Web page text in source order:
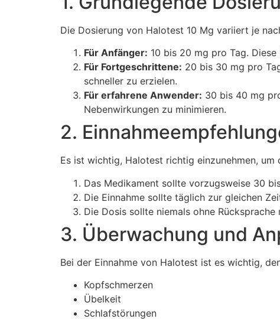
Die Dosierung von Halotest 10 Mg variiert je
Für Anfänger: 10 bis 20 mg pro Tag.
Für Fortgeschrittene: 20 bis 30 mg pro
schneller zu erzielen.
Für erfahrene Anwender: 30 bis 40 mg
Nebenwirkungen zu minimieren.
2.
Es ist wichtig, Halotest richtig einzunehmen, um
Das Medikament sollte vorzugsweise 30
Die Einnahme sollte täglich zur gleichen
Die Dosis sollte niemals ohne
3. Überwachung und
Bei der Einnahme von Halotest ist es wichtig,
Kopfschmerzen
Übelkeit
Schlafstörungen